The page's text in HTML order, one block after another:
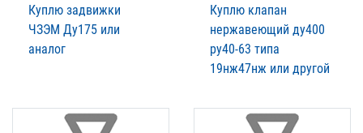
Куплю задвижки
ЧЗЭМ Ду175 или
аналог
Куплю клапан
нержавеющий ду400
ру40-63 типа
19нж47нж или другой